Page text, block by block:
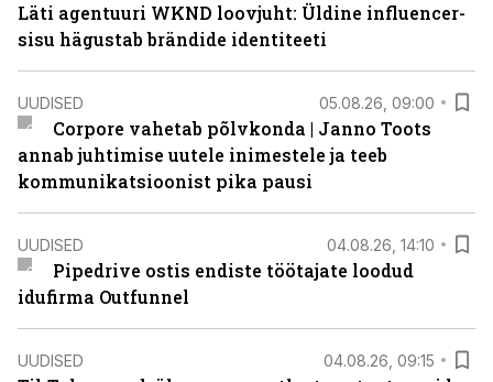
Läti agentuuri WKND loovjuht: Üldine influencer-
sisu hägustab brändide identiteeti
UUDISED 05.08.26, 09:00
Corpore vahetab põlvkonda | Janno Toots
annab juhtimise uutele inimestele ja teeb
kommunikatsioonist pika pausi
UUDISED 04.08.26, 14:10
Pipedrive ostis endiste töötajate loodud
idufirma Outfunnel
UUDISED 04.08.26, 09:15